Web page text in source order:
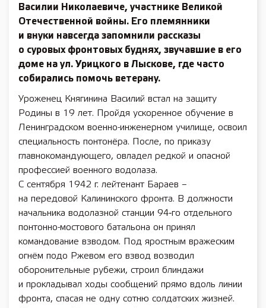
Василии Николаевиче, участнике Великой
Отечественной вой­ны. Его племянники
и внуки навсегда запомнили рассказы
о суровых фронтовых буднях, звучавшие в его
доме на ул. Урицкого в Лыскове, где часто
собирались помочь ветерану.
Уроженец Княгинина Василий встал на защиту
Родины в 19 лет. Пройдя ускоренное обучение в
Ленинградском военно-­инженерном училище, освоил
специальность понтонёра. После, по приказу
главнокомандующего, овладел редкой и опасной
профессией военного водолаза.
С сентября 1942 г. лейтенант Бараев –
на передовой Калининского фронта. В должности
начальника водолазной станции 94‑го отдельного
понтонно-­мостового батальона он принял
командование взводом. Под яростным вражеским
огнём подо Ржевом его взвод возводил
оборонительные рубежи, строил блиндажи
и прокладывал ходы сообщений прямо вдоль линии
фронта, спасая не одну сотню солдатских жизней.